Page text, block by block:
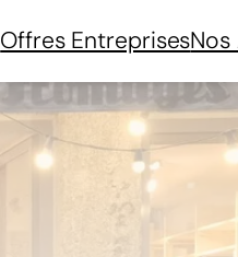
Offres Entreprises